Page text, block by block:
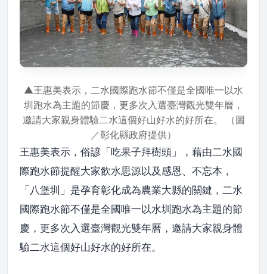
▲王惠美表示，二水國際跑水節不僅是全國唯一以水
圳跑水為主題的節慶，更多次入選臺灣觀光雙年曆，
邀請大家親身體驗二水這個好山好水的好所在。 （圖
／彰化縣政府提供）
王惠美表示，俗諺「吃果子拜樹頭」，藉由二水國
際跑水節提醒大家飲水思源以及感恩、不忘本，
「八堡圳」是孕育彰化成為農業大縣的關鍵，二水
國際跑水節不僅是全國唯一以水圳跑水為主題的節
慶，更多次入選臺灣觀光雙年曆，邀請大家親身體
驗二水這個好山好水的好所在。